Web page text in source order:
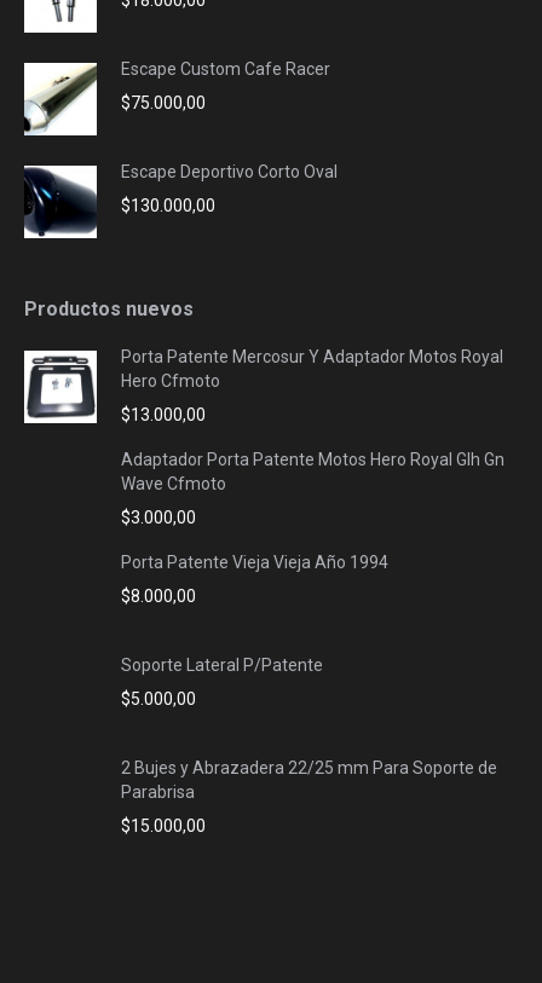
Escape Custom Cafe Racer
$75.000,00
Escape Deportivo Corto Oval
$130.000,00
Productos nuevos
Porta Patente Mercosur Y Adaptador Motos Royal
Hero Cfmoto
$13.000,00
Adaptador Porta Patente Motos Hero Royal Glh Gn
Wave Cfmoto
$3.000,00
Porta Patente Vieja Vieja Año 1994
$8.000,00
Soporte Lateral P/Patente
$5.000,00
2 Bujes y Abrazadera 22/25 mm Para Soporte de
Parabrisa
$15.000,00